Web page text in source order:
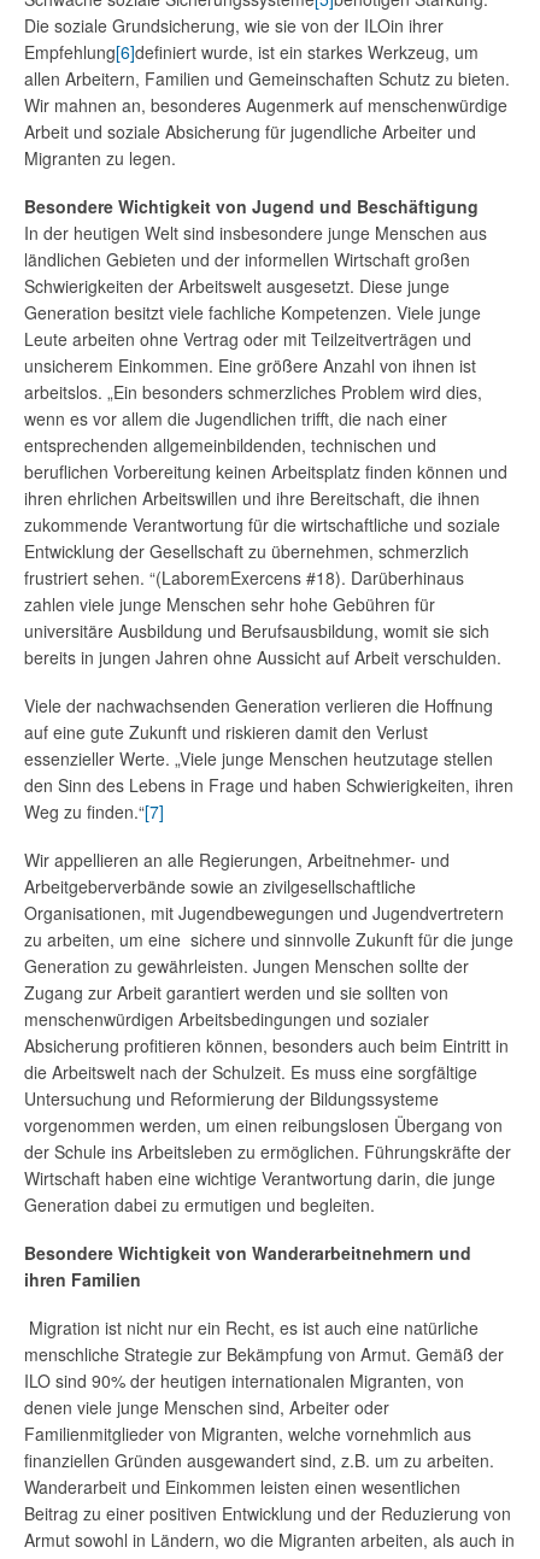
Die soziale Grundsicherung, wie sie von der ILOin ihrer
Empfehlung[6]definiert wurde, ist ein starkes Werkzeug, um
allen Arbeitern, Familien und Gemeinschaften Schutz zu bieten.
Wir mahnen an, besonderes Augenmerk auf menschenwürdige
Arbeit und soziale Absicherung für jugendliche Arbeiter und
Migranten zu legen.
Besondere Wichtigkeit von Jugend und Beschäftigung
In der heutigen Welt sind insbesondere junge Menschen aus
ländlichen Gebieten und der informellen Wirtschaft großen
Schwierigkeiten der Arbeitswelt ausgesetzt. Diese junge
Generation besitzt viele fachliche Kompetenzen. Viele junge
Leute arbeiten ohne Vertrag oder mit Teilzeitverträgen und
unsicherem Einkommen. Eine größere Anzahl von ihnen ist
arbeitslos. „Ein besonders schmerzliches Problem wird dies,
wenn es vor allem die Jugendlichen trifft, die nach einer
entsprechenden allgemeinbildenden, technischen und
beruflichen Vorbereitung keinen Arbeitsplatz finden können und
ihren ehrlichen Arbeitswillen und ihre Bereitschaft, die ihnen
zukommende Verantwortung für die wirtschaftliche und soziale
Entwicklung der Gesellschaft zu übernehmen, schmerzlich
frustriert sehen. “(LaboremExercens #18). Darüberhinaus
zahlen viele junge Menschen sehr hohe Gebühren für
universitäre Ausbildung und Berufsausbildung, womit sie sich
bereits in jungen Jahren ohne Aussicht auf Arbeit verschulden.
Viele der nachwachsenden Generation verlieren die Hoffnung
auf eine gute Zukunft und riskieren damit den Verlust
essenzieller Werte. „Viele junge Menschen heutzutage stellen
den Sinn des Lebens in Frage und haben Schwierigkeiten, ihren
Weg zu finden.“[7]
Wir appellieren an alle Regierungen, Arbeitnehmer- und
Arbeitgeberverbände sowie an zivilgesellschaftliche
Organisationen, mit Jugendbewegungen und Jugendvertretern
zu arbeiten, um eine sichere und sinnvolle Zukunft für die junge
Generation zu gewährleisten. Jungen Menschen sollte der
Zugang zur Arbeit garantiert werden und sie sollten von
menschenwürdigen Arbeitsbedingungen und sozialer
Absicherung profitieren können, besonders auch beim Eintritt in
die Arbeitswelt nach der Schulzeit. Es muss eine sorgfältige
Untersuchung und Reformierung der Bildungssysteme
vorgenommen werden, um einen reibungslosen Übergang von
der Schule ins Arbeitsleben zu ermöglichen. Führungskräfte der
Wirtschaft haben eine wichtige Verantwortung darin, die junge
Generation dabei zu ermutigen und begleiten.
Besondere Wichtigkeit von Wanderarbeitnehmern und
ihren Familien
Migration ist nicht nur ein Recht, es ist auch eine natürliche
menschliche Strategie zur Bekämpfung von Armut. Gemäß der
ILO sind 90% der heutigen internationalen Migranten, von
denen viele junge Menschen sind, Arbeiter oder
Familienmitglieder von Migranten, welche vornehmlich aus
finanziellen Gründen ausgewandert sind, z.B. um zu arbeiten.
Wanderarbeit und Einkommen leisten einen wesentlichen
Beitrag zu einer positiven Entwicklung und der Reduzierung von
Armut sowohl in Ländern, wo die Migranten arbeiten, als auch in